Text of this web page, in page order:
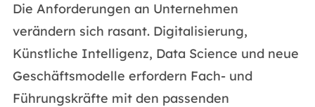
Die Anforderungen an Unternehmen
verändern sich rasant. Digitalisierung,
Künstliche Intelligenz, Data Science und neue
Geschäftsmodelle erfordern Fach- und
Führungskräfte mit den passenden